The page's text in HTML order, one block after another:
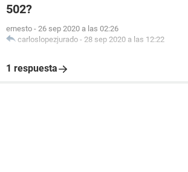
502?
ernesto - 26 sep 2020 a las 02:26
carloslopezjurado - 28 sep 2020 a las 12:22
1 respuesta